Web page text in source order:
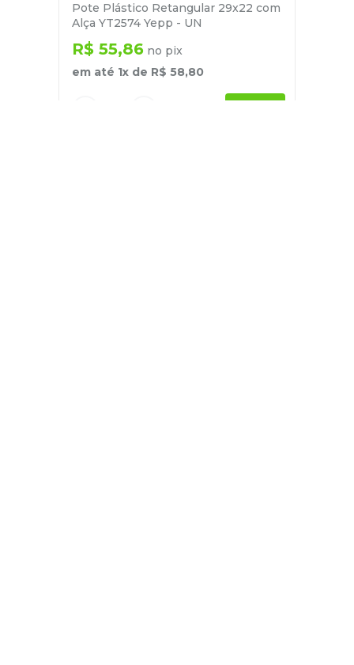
Pote Plástico Retangular 29x22 com
Alça YT2574 Yepp - UN
R$ 55,86 no pix
em até 1x de R$ 58,80